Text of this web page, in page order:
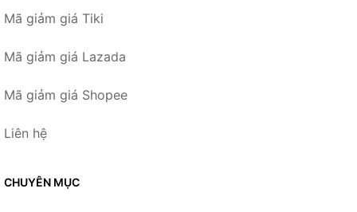
Mã giảm giá Tiki
Mã giảm giá Lazada
Mã giảm giá Shopee
Liên hệ
CHUYÊN MỤC